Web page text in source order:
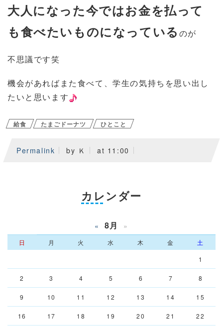
大人になった今ではお金を払って
も食べたいものになっている のが
不思議です笑
機会があればまた食べて、学生の気持ちを思い出し
たいと思います
給食 たまごドーナツ ひとこと
Permalink by Ｋ at 11:00
カレンダー
« 8月 »
日 月 火 水 木 金
土
1
2 3 4 5 6 7 8
9 10 11 12 13 14 15
16 17 18 19 20 21 22